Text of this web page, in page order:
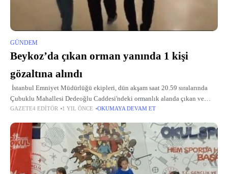
GÜNDEM
Beykoz’da çıkan orman yanında 1 kişi
gözaltına alındı
İstanbul Emniyet Müdürlüğü ekipleri, dün akşam saat 20.59 sıralarında
Çubuklu Mahallesi Dedeoğlu Caddesi'ndeki ormanlık alanda çıkan ve
itfaiye ekiplerinin müdahalesiyle söndürülen yangına ilişkin çalışma
GAZETE4 EDITÖR 1 YIL ÖNCE OKUMAYA DEVAM ET